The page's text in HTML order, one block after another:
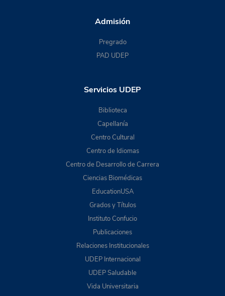
Admisión
Pregrado
PAD UDEP
Servicios UDEP
Biblioteca
Capellanía
Centro Cultural
Centro de Idiomas
Centro de Desarrollo de Carrera
Ciencias Biomédicas
EducationUSA
Grados y Títulos
Instituto Confucio
Publicaciones
Relaciones Institucionales
UDEP Internacional
UDEP Saludable
Vida Universitaria